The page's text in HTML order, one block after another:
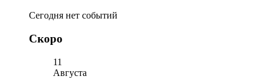
Сегодня нет событий
Скоро
11
Августа